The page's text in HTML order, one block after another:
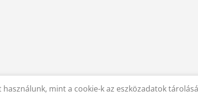
mint a cookie-k az eszközadatok